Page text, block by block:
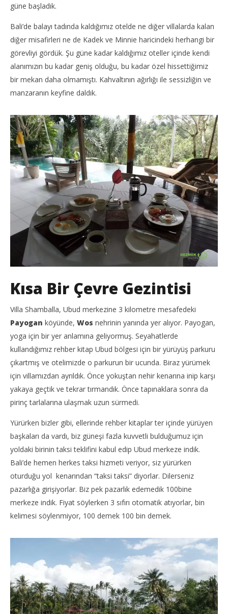
güne başladık.
Bali’de balayı tadında kaldığımız otelde ne diğer villalarda kalan
diğer misafirleri ne de Kadek ve Minnie haricindeki herhangi bir
görevliyi gördük. Şu güne kadar kaldığımız oteller içinde kendi
alanımızın bu kadar geniş olduğu, bu kadar özel hissettiğimiz
bir mekan daha olmamıştı. Kahvaltının ağırlığı ile sessizliğin ve
manzaranın keyfine daldık.
Kısa Bir Çevre Gezintisi
Villa Shamballa, Ubud merkezine 3 kilometre mesafedeki
Payogan köyünde, Wos nehrinin yanında yer alıyor. Payogan,
yoga için bir yer anlamına geliyormuş. Seyahatlerde
kullandığımız rehber kitap Ubud bölgesi için bir yürüyüş parkuru
çıkartmış ve otelimizde o parkurun bir ucunda. Biraz yürümek
için villamızdan ayrıldık. Önce yokuştan nehir kenarına inip karşı
yakaya geçtik ve tekrar tırmandık. Önce tapınaklara sonra da
pirinç tarlalarına ulaşmak uzun sürmedi.
Yürürken bizler gibi, ellerinde rehber kitaplar ter içinde yürüyen
başkaları da vardı, biz güneşi fazla kuvvetli bulduğumuz için
yoldaki birinin taksi teklifini kabul edip Ubud merkeze indik.
Bali’de hemen herkes taksi hizmeti veriyor, siz yürürken
oturduğu yol kenarından “taksi taksi” diyorlar. Dilerseniz
pazarlığa girişiyorlar. Biz pek pazarlık edemedik 100bine
merkeze indik. Fiyat söylerken 3 sıfırı otomatik atıyorlar, bin
kelimesi söylenmiyor, 100 demek 100 bin demek.